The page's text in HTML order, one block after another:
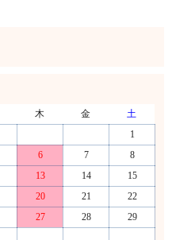
木 金
土
1
6 7
8
13 14
15
20 21
22
27 28
29